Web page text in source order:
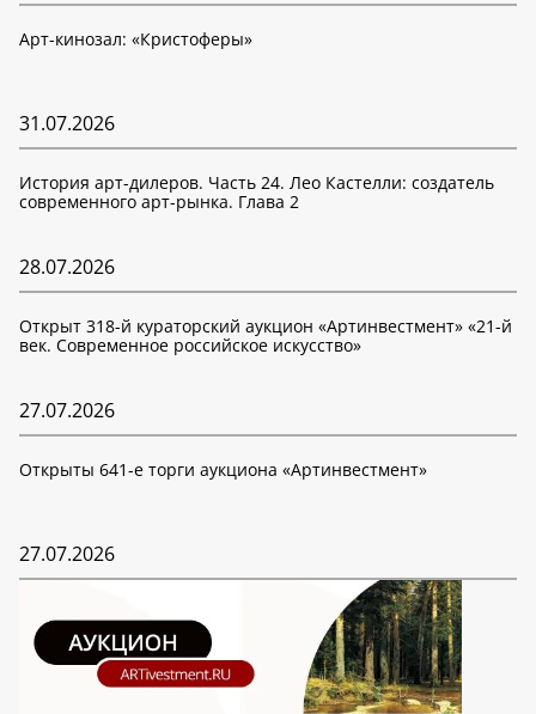
Арт-кинозал: «Кристоферы»
31.07.2026
История арт-дилеров. Часть 24. Лео Кастелли: создатель
современного арт-рынка. Глава 2
28.07.2026
Открыт 318-й кураторский аукцион «Артинвестмент» «21-й
век. Современное российское искусство»
27.07.2026
Открыты 641-е торги аукциона «Артинвестмент»
27.07.2026